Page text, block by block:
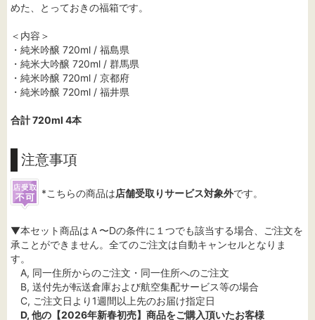
めた、とっておきの福箱です。
＜内容＞
・純米吟醸 720ml / 福島県
・純米大吟醸 720ml / 群馬県
・純米吟醸 720ml / 京都府
・純米吟醸 720ml / 福井県
合計 720ml 4本
注意事項
*こちらの商品は店舗受取りサービス対象外です。
▼本セット商品はＡ〜Dの条件に１つでも該当する場合、ご注文を
承ことができません。全てのご注文は自動キャンセルとなりま
す。
A, 同一住所からのご注文・同一住所へのご注文
B, 送付先が転送倉庫および航空集配サービス等の場合
C, ご注文日より1週間以上先のお届け指定日
D, 他の【2026年新春初売】商品をご購入頂いたお客様